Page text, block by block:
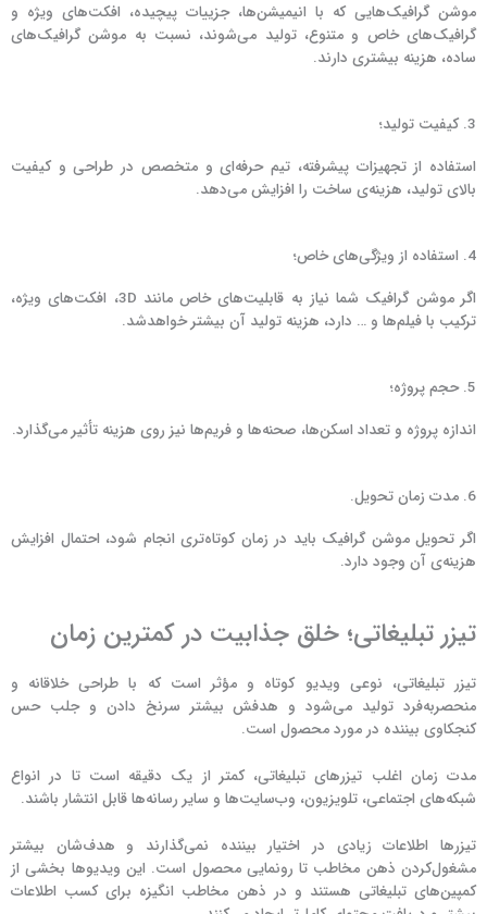
موشن گرافیک‌هایی که با انیمیشن‌ها، جزییات پیچیده، افکت‌های ویژه و
گرافیک‌های خاص و متنوع، تولید می‌شوند، نسبت به موشن گرافیک‌های
ساده، هزینه بیشتری دارند.
3. کیفیت تولید؛
استفاده از تجهیزات پیشرفته، تیم حرفه‌ای و متخصص در طراحی و کیفیت
بالای تولید، هزینه‌ی ساخت را افزایش می‌دهد.
4. استفاده از ویژگی‌های خاص؛
اگر موشن گرافیک شما نیاز به قابلیت‌های خاص مانند 3D، افکت‌های ویژه،
ترکیب با فیلم‌ها و … دارد، هزینه تولید آن بیشتر خواهد‌شد.
5. حجم پروژه؛
اندازه پروژه و تعداد اسکن‌ها، صحنه‌ها و فریم‌ها نیز روی هزینه تأثیر می‌گذارد.
6. مدت زمان تحویل.
اگر تحویل موشن گرافیک باید در زمان کوتاه‌تری انجام شود، احتمال افزایش
هزینه‌ی آن وجود دارد.
تیزر تبلیغاتی؛ خلق جذابیت در کمترین زمان
تیزر تبلیغاتی، نوعی ویدیو کوتاه و مؤثر است که با طراحی خلاقانه و
منحصربه‌فرد تولید می‌شود و هدفش بیشتر سرنخ دادن و جلب حس
کنجکاوی بیننده در مورد محصول است.
مدت زمان اغلب تیزرهای تبلیغاتی، کمتر از یک دقیقه است تا در انواع
شبکه‌های اجتماعی، تلویزیون، وب‌سایت‌ها و سایر رسانه‌ها قابل انتشار باشند.
تیزرها اطلاعات زیادی در اختیار بیننده نمی‌گذارند و هدف‌شان بیشتر
مشغول‌کردن ذهن مخاطب تا رونمایی محصول است. این ویدیوها بخشی از
کمپین‌های تبلیغاتی هستند و در ذهن مخاطب انگیزه برای کسب اطلاعات